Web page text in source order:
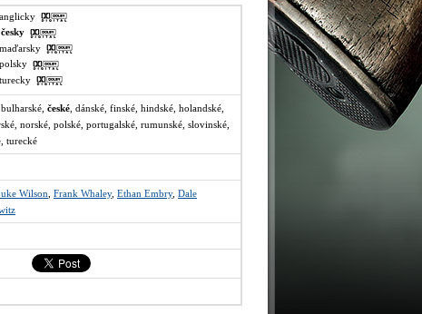
české , dánské, finské, hindské, holandské,
norské, polské, portugalské, rumunské, slovinské,
turecké
Wilson Frank Whaley, Ethan Embry, Dale